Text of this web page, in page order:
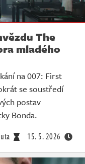
The
mladého
na 007: First
se soustředí
postav
Bonda.
15. 5. 2026